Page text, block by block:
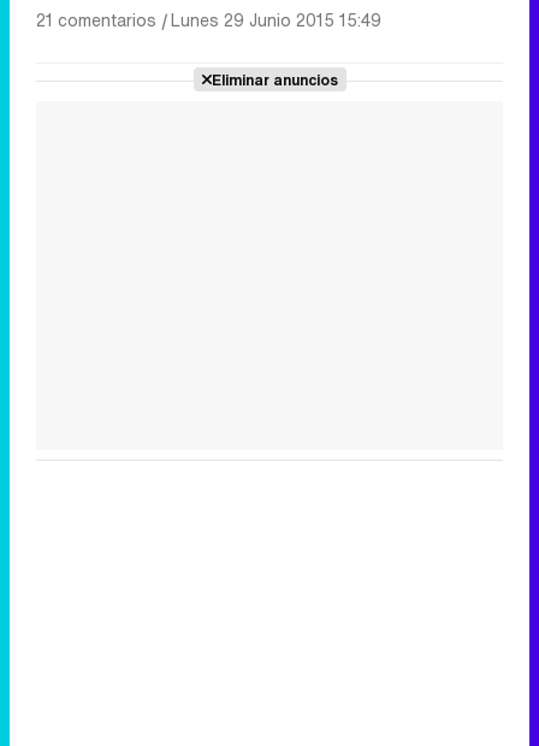
21 comentarios |Lunes 29 Junio 2015 15:49
Eliminar anuncios